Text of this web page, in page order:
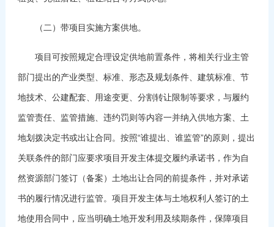
（二）带项目实施方案供地。
项目可按照规定合理设定供地前置条件，将相关行业主管
部门提出的产业类型、标准、形态及规划条件、建筑标准、节
地技术、公建配套、用途变更、分割转让限制等要求，与履约
监管责任、监管措施、违约罚则等内容一并纳入供地方案、土
地划拨决定书或出让合同。按照“谁提出、谁监管”的原则，提出
关联条件的部门应要求项目开发主体提交履约承诺书，作为自
然资源部门签订（备案）土地出让合同的前提条件，并对承诺
书的履行情况进行监管。项目开发主体与土地权利人签订的土
地使用合同中，应当明确土地开发利用及续期条件，保障项目